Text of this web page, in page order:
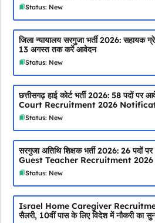
Status: New
जिला न्यायालय सरगुजा भर्ती 2026: सहायक
13 अगस्त तक करें आवेदन
Status: New
छत्तीसगढ़ हाई कोर्ट भर्ती 2026: 58 पदों
Court Recruitment 2026
Status: New
सरगुजा अतिथि शिक्षक भर्ती 2026: 26
Guest Teacher Recruitment
Status: New
Israel Home Caregiver
सैलरी, 10वीं पास के लिए विदेश में नौकरी का